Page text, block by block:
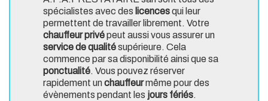
spécialistes avec des licencesqui leur
permettent de travailler librement. Votre
chauffeur privépeut aussi vous assurer un
service de qualitésupérieure. Cela
commence par sa disponibilité ainsi que sa
ponctualité. Vous pouvez réserver
rapidement unchauffeurmême pour des
évènements pendant les jours fériés.